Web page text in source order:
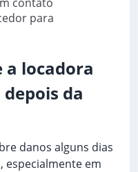
para
a locadora
da
danos alguns dias
especialmente em